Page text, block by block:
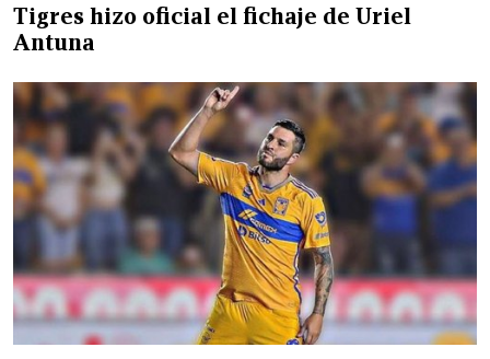
Tigres hizo oficial el fichaje de Uriel
Antuna